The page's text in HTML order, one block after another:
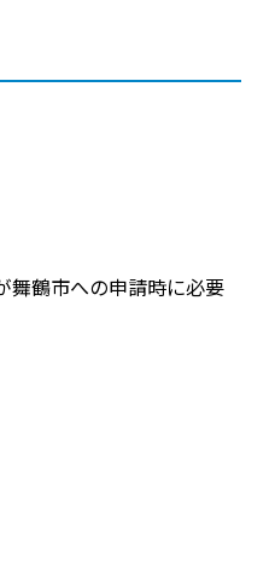
舞鶴市への申請時に必要